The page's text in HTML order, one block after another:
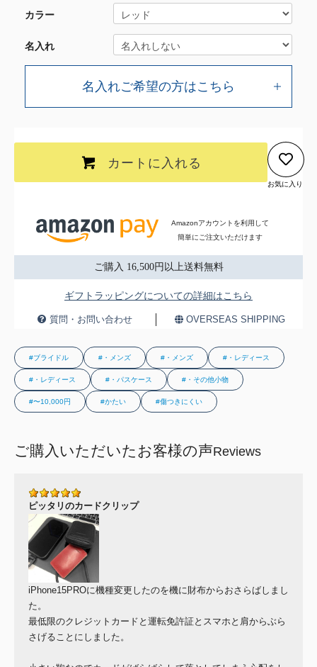
カラー
名入れ
名入れご希望の方はこちら
カートに入れる
お気に入り
Amazonアカウントを利用して
簡単にご注文いただけます
ご購入 16,500円以上送料無料
ギフトラッピングについての詳細はこちら
質問・お問い合わせ OVERSEAS SHIPPING
#ブライドル #・メンズ #・メンズ #・レディース
#・レディース #・パスケース #・その他小物
#〜10,000円 #かたい #傷つきにくい
ご購入いただいたお客様の声Reviews
ピッタリのカードクリップ
iPhone15PROに機種変更したのを機に財布からおさらばしまし
た。
最低限のクレジットカードと運転免許証とスマホと肩からぶら
さげることにしました。